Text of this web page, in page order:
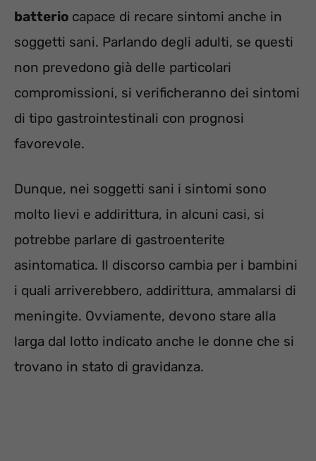
batterio capace di recare sintomi anche in
soggetti sani. Parlando degli adulti, se questi
non prevedono già delle particolari
compromissioni, si verificheranno dei sintomi
di tipo gastrointestinali con prognosi
favorevole.
Dunque, nei soggetti sani i sintomi sono
molto lievi e addirittura, in alcuni casi, si
potrebbe parlare di gastroenterite
asintomatica. Il discorso cambia per i bambini
i quali arriverebbero, addirittura, ammalarsi di
meningite. Ovviamente, devono stare alla
larga dal lotto indicato anche le donne che si
trovano in stato di gravidanza.